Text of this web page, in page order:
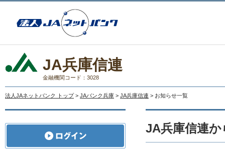
JA兵庫信連
金融機関コード：3028
法人JAネットバンク トップ > JAバンク兵庫 > JA兵庫信連 > お知らせ一覧
JA兵庫信連